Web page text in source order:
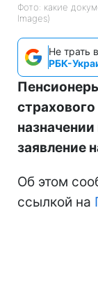
Фото: какие
Images)
Не трать
РБК-
заявление
Об этом
ссылкой на